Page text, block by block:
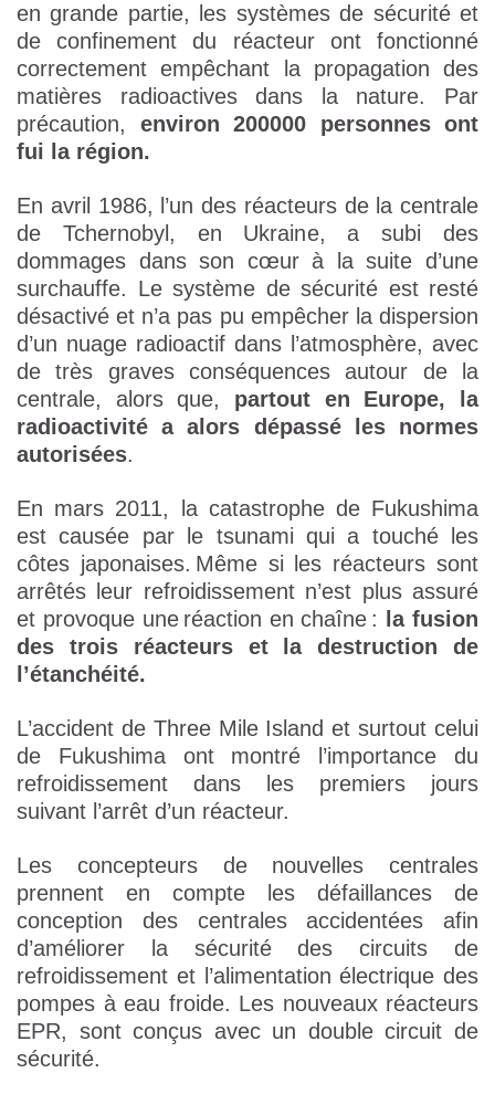
en grande partie, les systèmes de sécurité et
de confinement du réacteur ont fonctionné
correctement empêchant la propagation des
matières radioactives dans la nature. Par
précaution, environ 200000 personnes ont
fui la région.
En avril 1986, l’un des réacteurs de la centrale
de Tchernobyl, en Ukraine, a subi des
dommages dans son cœur à la suite d’une
surchauffe. Le système de sécurité est resté
désactivé et n’a pas pu empêcher la dispersion
d’un nuage radioactif dans l’atmosphère, avec
de très graves conséquences autour de la
centrale, alors que, partout en Europe, la
radioactivité a alors dépassé les normes
autorisées.
En mars 2011, la catastrophe de Fukushima
est causée par le tsunami qui a touché les
côtes japonaises. Même si les réacteurs sont
arrêtés leur refroidissement n’est plus assuré
et provoque une réaction en chaîne :
la fusion
des trois réacteurs et la destruction de
l’étanchéité.
L’accident de Three Mile Island et surtout celui
de Fukushima ont montré l’importance du
refroidissement dans les premiers jours
suivant l’arrêt d’un réacteur.
Les concepteurs de nouvelles centrales
prennent en compte les défaillances de
conception des centrales accidentées afin
d’améliorer la sécurité des circuits de
refroidissement et l’alimentation électrique des
pompes à eau froide. Les nouveaux réacteurs
EPR, sont conçus avec un double circuit de
sécurité.